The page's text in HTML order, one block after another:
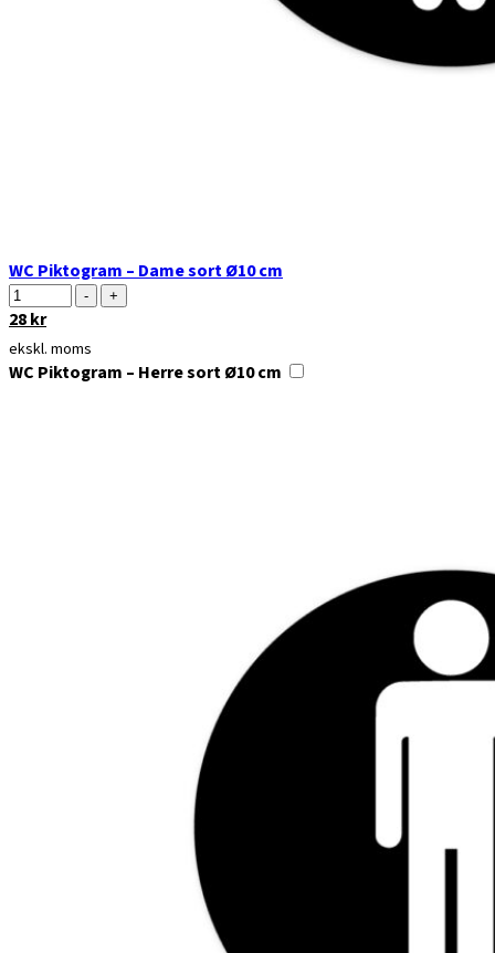
WC Piktogram – Dame sort Ø10 cm
Antal
- +
Den
oprindelige
pris
28krDen
aktuelle
pris
ekskl. moms
WC Piktogram – Herre sort Ø10 cm